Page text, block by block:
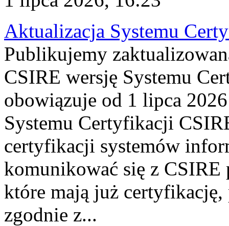
Aktualizacja Systemu
Publikujemy
CSIRE wersję Systemu
obowiązuje od 1 lipca
Systemu Certyfikacji
certyfikacji systemów
komunikować się z
które mają już
zgodnie z...